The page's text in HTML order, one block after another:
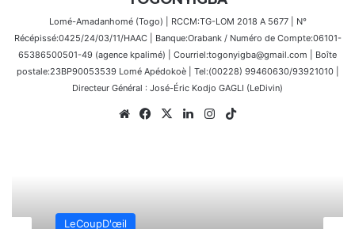
Lomé-Amadanhomé (Togo) | RCCM:TG-LOM 2018 A 5677 | N°
Récépissé:0425/24/03/11/HAAC | Banque:Orabank / Numéro de Compte:06101-
65386500501-49 (agence kpalimé) | Courriel:togonyigba@gmail.com | Boîte
postale:23BP90053539 Lomé Apédokoè | Tel:(00228) 99460630/93921010 |
Directeur Général : José-Éric Kodjo GAGLI (LeDivin)
WebsiteFacebook
X LinkedinInstagram
LeCoupD'œil